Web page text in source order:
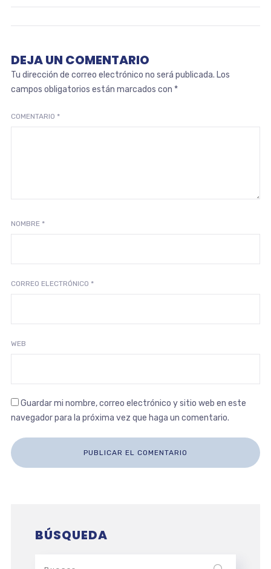
DEJA UN COMENTARIO
Tu dirección de correo electrónico no será publicada. Los
campos obligatorios están marcados con *
COMENTARIO *
NOMBRE *
CORREO ELECTRÓNICO *
WEB
Guardar mi nombre, correo electrónico y sitio web en este
navegador para la próxima vez que haga un comentario.
BÚSQUEDA